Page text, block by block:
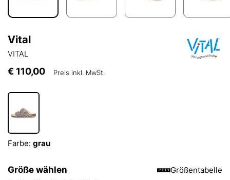
Vital
VITAL
€ 110,00 Preis inkl. MwSt.
Farbe: grau
Größe wählen Größentabelle